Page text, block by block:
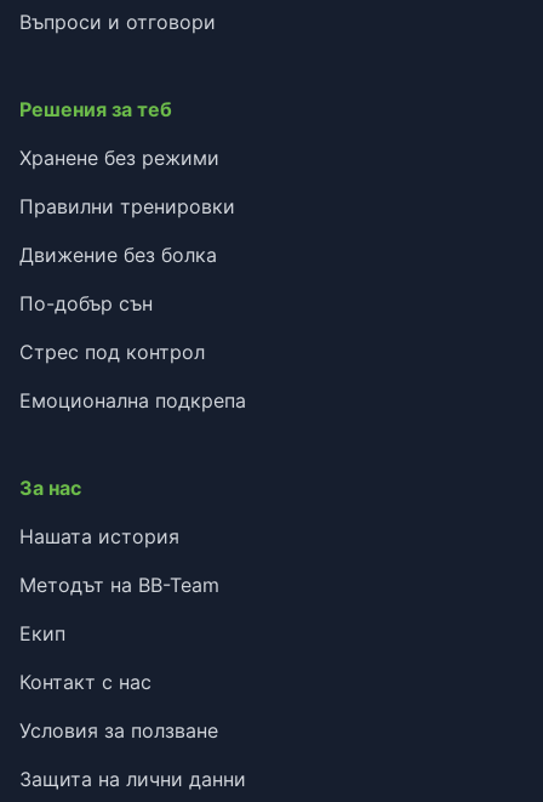
Въпроси и отговори
Решения за теб
Хранене без режими
Правилни тренировки
Движение без болка
По-добър сън
Стрес под контрол
Емоционална подкрепа
За нас
Нашата история
Методът на BB-Team
Екип
Контакт с нас
Условия за ползване
Защита на лични данни